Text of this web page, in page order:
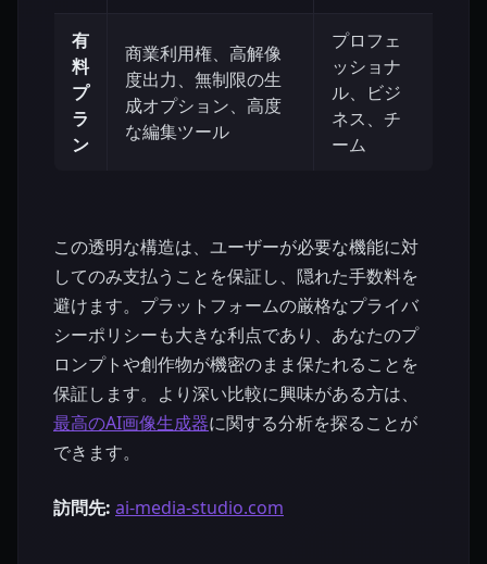
有
料
プ
ラ
ン
商業利用権、高解像
度出力、無制限の生
成オプション、高度
な編集ツール
プロフェ
ッショナ
ル、ビジ
ネス、チ
ーム
この透明な構造は、ユーザーが必要な機能に対
してのみ支払うことを保証し、隠れた手数料を
避けます。プラットフォームの厳格なプライバ
シーポリシーも大きな利点であり、あなたのプ
ロンプトや創作物が機密のまま保たれることを
保証します。より深い比較に興味がある方は、
最高のAI画像生成器に関する分析を探ることが
できます。
訪問先: ai-media-studio.com